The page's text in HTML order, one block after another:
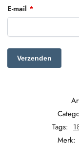
E-mail *
Tags:
Merk: